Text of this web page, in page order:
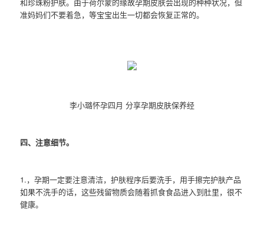
准妈妈们不要着急，等宝宝出生一切都会恢复正常的。
李小璐怀孕四月 分享孕期皮肤保养经
四、注意细节。
1.，孕期一定要注意清洁，护肤程序后要洗手，用手擦完护肤产品
如果不洗手的话，这些残留物质会随着抓食食品进入到肚里，很不
健康。